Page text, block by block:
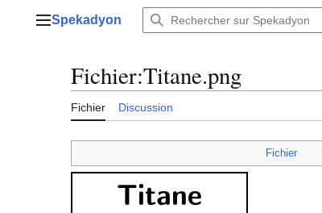
Menu principal
Spekadyon
Fichier:Titane.png
Fichier Discussion
Fichier